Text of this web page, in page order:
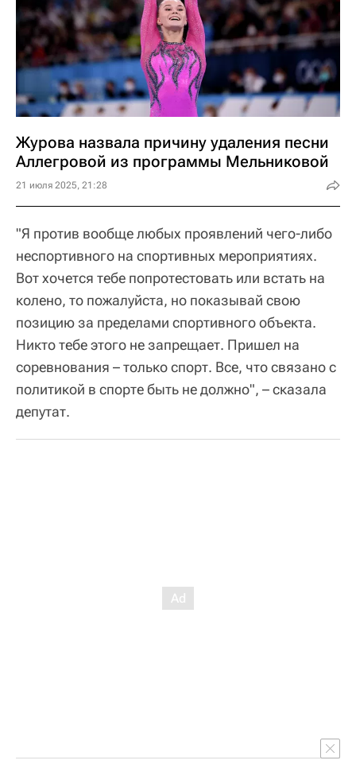
Журова назвала причину удаления песни
Аллегровой из программы Мельниковой
21 июля 2025, 21:28
"Я против вообще любых проявлений чего-либо
неспортивного на спортивных мероприятиях.
Вот хочется тебе попротестовать или встать на
колено, то пожалуйста, но показывай свою
позицию за пределами спортивного объекта.
Никто тебе этого не запрещает. Пришел на
соревнования – только спорт. Все, что связано с
политикой в спорте быть не должно", – сказала
депутат.